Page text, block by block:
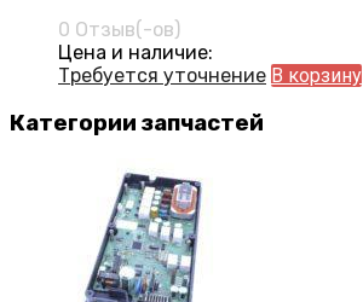
0 Отзыв(-ов)
Цена и наличие:
Требуется уточнение В корзину
Категории запчастей